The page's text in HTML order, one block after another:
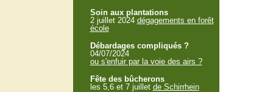
Soin aux plantations
2 juillet 2024 dégagements en forêt
école
Débardages compliqués ?
04/07/2024
ou s'enfuir par la voie des airs ?
Fête des bûcherons
les 5,6 et 7 juillet de Schirrhein